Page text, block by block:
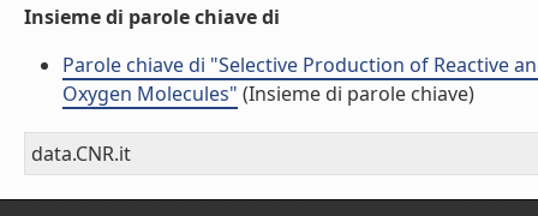
Insieme di parole chiave di
Parole chiave di "Selective Production of Reactive
Oxygen Molecules" (Insieme di parole chiave)
data.CNR.it